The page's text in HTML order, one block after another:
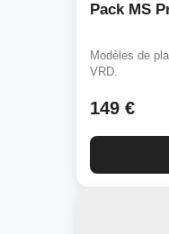
Pack MS
Modèles de
VRD.
149 €